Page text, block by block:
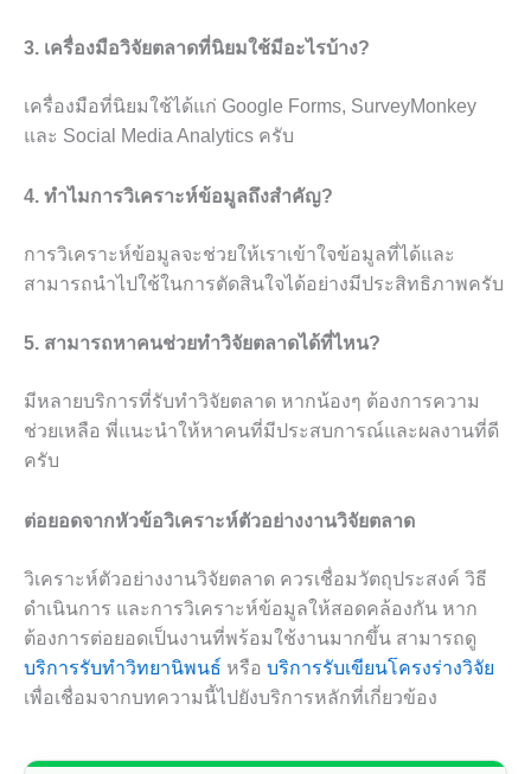
3. เครื่องมือวิจัยตลาดที่นิยมใช้มีอะไรบ้าง?
เครื่องมือที่นิยมใช้ได้แก่ Google Forms, SurveyMonkey
และ Social Media Analytics ครับ
4. ทำไมการวิเคราะห์ข้อมูลถึงสำคัญ?
การวิเคราะห์ข้อมูลจะช่วยให้เราเข้าใจข้อมูลที่ได้และ
สามารถนำไปใช้ในการตัดสินใจได้อย่างมีประสิทธิภาพครับ
5. สามารถหาคนช่วยทำวิจัยตลาดได้ที่ไหน?
มีหลายบริการที่รับทำวิจัยตลาด หากน้องๆ ต้องการความ
ช่วยเหลือ พี่แนะนำให้หาคนที่มีประสบการณ์และผลงานที่ดี
ครับ
ต่อยอดจากหัวข้อวิเคราะห์ตัวอย่างงานวิจัยตลาด
วิเคราะห์ตัวอย่างงานวิจัยตลาด ควรเชื่อมวัตถุประสงค์ วิธี
ดำเนินการ และการวิเคราะห์ข้อมูลให้สอดคล้องกัน หาก
ต้องการต่อยอดเป็นงานที่พร้อมใช้งานมากขึ้น สามารถดู
บริการรับทำวิทยานิพนธ์ หรือ บริการรับเขียนโครงร่างวิจัย
เพื่อเชื่อมจากบทความนี้ไปยังบริการหลักที่เกี่ยวข้อง